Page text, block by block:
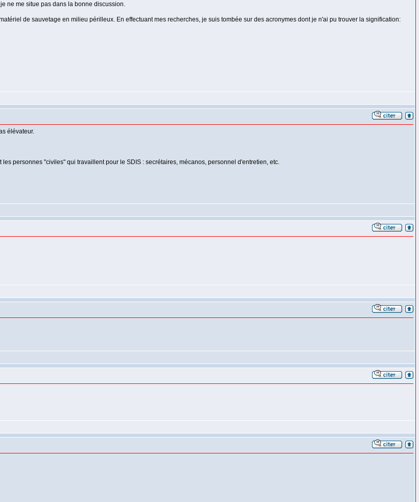
ne me situe pas dans la bonne discussion.
de sauvetage en milieu périlleux. En effectuant mes recherches, je suis tombée sur des acronymes dont je n'ai pu trouver la signification:
élévateur.
personnes "civiles" qui travaillent pour le SDIS : secrétaires, mécanos, personnel d'entretien, etc.